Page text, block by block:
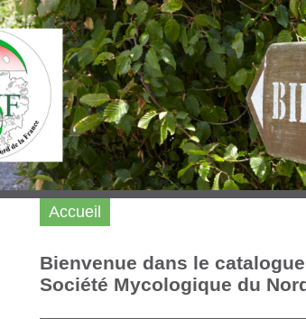
Bienvenue dans le
Société Mycologique du
Accueil